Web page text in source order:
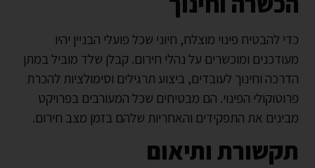
כדי להבטיח פינוי מוצלח, חיוני שכל פועלי הבניין יהיו
מעודכנים ומוכשרים על נהלי חירום. קבלן שלד מוביל במתן
הדרכה וחינוך לעובדים, ביצוע תרגילים וסימולציות להכרת
פרוטוקולי הפינוי. הם מבטיחים שכל המעורבים בפרויקט
מבינים את התפקידים והאחריות שלהם בזמן מצב חירום.
תקשורת ותיאום